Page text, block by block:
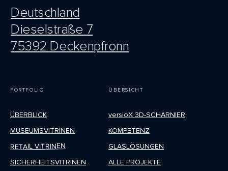
Deutschland
Dieselstraße 7
75392 Deckenpfronn
ALLE PROJEKTE
KOMPETENZ
GLASLÖSUNGEN
versioX 3D-SCHARNIER
SICHERHEITSVITRINEN
RETAIL VITRINEN
MUSEUMSVITRINEN
ÜBERBLICK
PORTFOLIO ÜBERSICHT